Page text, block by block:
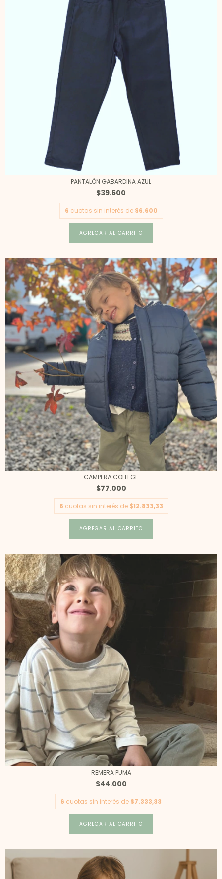
PANTALÓN GABARDINA AZUL
$39.600
6 cuotas sin interés de $6.600
AGREGAR AL CARRITO
CAMPERA COLLEGE
$77.000
6 cuotas sin interés de $12.833,33
AGREGAR AL CARRITO
REMERA PUMA
$44.000
6 cuotas sin interés de $7.333,33
AGREGAR AL CARRITO